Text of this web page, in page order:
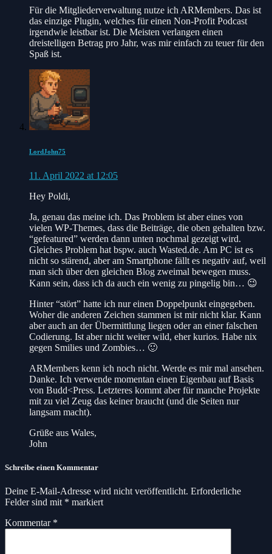
Für die Mitgliederverwaltung nutze ich ARMembers. Das ist
das einzige Plugin, welches für einen Non-Profit Podcast
irgendwie leistbar ist. Die Meisten verlangen einen
dreistelligen Betrag pro Jahr, was mir einfach zu teuer für den
Spaß ist.
LordJohn75
11. April 2022 at 12:05
Hey Poldi,
Ja, genau das meine ich. Das Problem ist aber eines von
vielen WP-Themes, dass die Beiträge, die oben gehalten bzw.
“gefeatured” werden dann unten nochmal gezeigt wird.
Gleiches Problem hat bspw. auch Wasted.de. Am PC ist es
nicht so stärend, aber am Smartphone fällt es negativ auf, weil
man sich über den gleichen Blog zweimal bewegen muss.
Kann sein, dass ich da auch ein wenig zu pingelig bin… 😉
Hinter “stört” hatte ich nur einen Doppelpunkt eingegeben.
Woher die anderen Zeichen stammen ist mir nicht klar. Kann
aber auch an der Übermittlung liegen oder an einer falschen
Codierung. Ist aber nicht weiter wild, eher kurios. Habe nix
gegen Smilies und Zombies… 🙂
ARMembers kenn ich noch nicht. Werde es mir mal ansehen.
Danke. Ich verwende momentan einen Eigenbau auf Basis
von Budd<Press. Letzteres kommt aber für manche Projekte
mit zu viel Zeug das keiner braucht (und die Seiten nur
langsam macht).
Grüße aus Wales,
John
Schreibe einen Kommentar
Deine E-Mail-Adresse wird nicht veröffentlicht. Erforderliche
Felder sind mit * markiert
Kommentar *